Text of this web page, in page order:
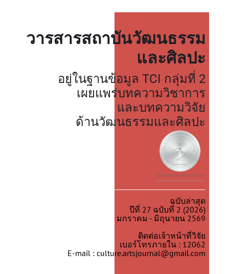
วารสารสถาบันวัฒนธรรม
และศิลปะ
อยู่ในฐานข้อมูล TCI กลุ่มที่ 2
เผยแพร่บทความวิชาการ
และบทความวิจัย
ด้านวัฒนธรรมและศิลปะ
ฉบับล่าสุด
ปีที่ 27 ฉบับที่ 2 (2026)
มกราคม - มิถุนายน 2569
ติดต่อเจ้าหน้าที่วิจัย
เบอร์โทรภายใน : 12062
E-mail : culture.artsjournal@gmail.com